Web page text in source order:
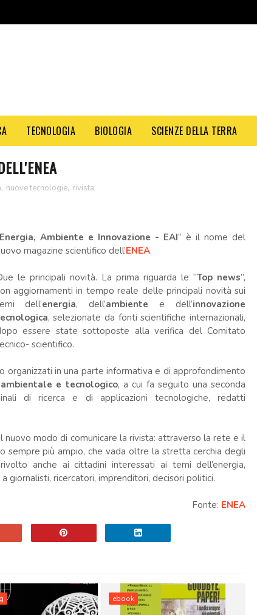
TECNOLOGIA BIOLOGIA SCIENZE DELLA TERRA
, nuove tecnologie, rivista
Energia, Ambiente e Innovazione - EAI” è il nome del
magazine scientifico dell’ENEA.
le principali novità. La prima riguarda le “Top news”,
aggiornamenti in tempo reale delle principali novità sui
dell’energia, dell’ambiente e dell’innovazione
, selezionate da fonti scientifiche internazionali,
essere state sottoposte alla verifica del Comitato
scientifico.
organizzati in una parte informativa e di approfondimento
e tecnologico, a cui fa seguito una seconda
di ricerca e di applicazioni tecnologiche, redatti
modo di comunicare la rivista: attraverso la rete e il
sempre più ampio, che vada oltre la stretta cerchia degli
anche ai cittadini interessati ai temi dell’energia,
giornalisti, ricercatori, imprenditori, decisori politici.
Fonte: ENEA
ebook